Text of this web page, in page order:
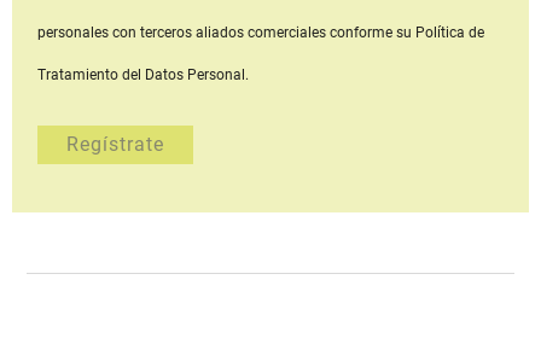
personales con terceros aliados comerciales conforme su Política de
Tratamiento del Datos Personal.